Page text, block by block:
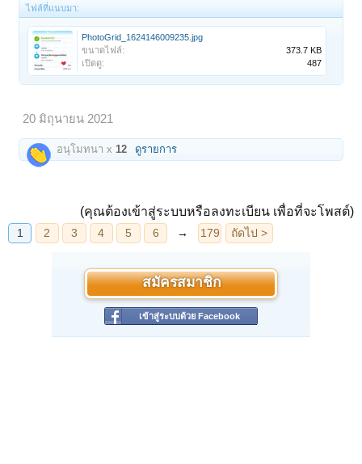
ไฟล์ที่แนบมา:
PhotoGrid_1624146009235.jpg
ขนาดไฟล์:
373.7 KB
เปิดดู:
487
20 มิถุนายน 2021
อนุโมทนา x12 ดูรายการ
(คุณต้องเข้าสู่ระบบหรือลงทะเบียน เพื่อที่จะโพสต์)
สมัครสมาชิก
เข้าสู่ระบบด้วย Facebook